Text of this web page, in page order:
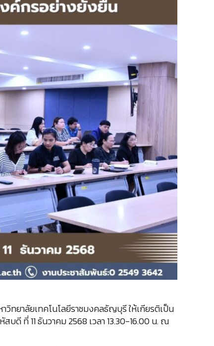
วิทยาลัยเทคโนโลยีราชมงคลธัญบุรี ให้เกียรติเป็น
บดี ที่ 11 ธันวาคม 2568 เวลา 13.30-16.00 น. ณ